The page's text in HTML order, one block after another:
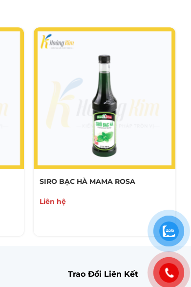
SIRO BẠC HÀ MAMA ROSA
Liên hệ
Trao Đổi Liên Kết